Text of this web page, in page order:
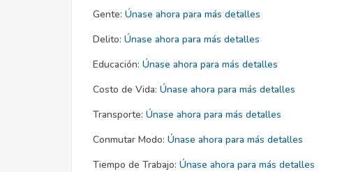
Gente: Únase ahora para más detalles
Delito: Únase ahora para más detalles
Educación: Únase ahora para más detalles
Costo de Vida: Únase ahora para más detalles
Transporte: Únase ahora para más detalles
Conmutar Modo: Únase ahora para más detalles
Tiempo de Trabajo: Únase ahora para más detalles